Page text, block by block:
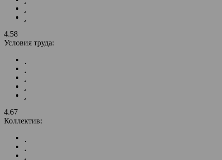
4.58
Условия труда:
4.67
Коллектив: